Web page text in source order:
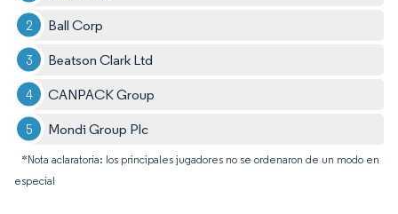
Ball Corp
Beatson Clark Ltd
CANPACK Group
Mondi Group Plc
*Nota aclaratoria: los principales jugadores no se ordenaron de un modo en
especial